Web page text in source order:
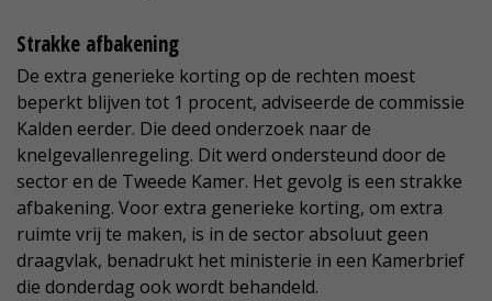
Strakke afbakening
De extra generieke korting op de rechten moest
beperkt blijven tot 1 procent, adviseerde de commissie
Kalden eerder. Die deed onderzoek naar de
knelgevallenregeling. Dit werd ondersteund door de
sector en de Tweede Kamer. Het gevolg is een strakke
afbakening. Voor extra generieke korting, om extra
ruimte vrij te maken, is in de sector absoluut geen
draagvlak, benadrukt het ministerie in een Kamerbrief
die donderdag ook wordt behandeld.